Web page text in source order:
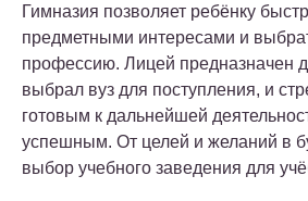
Гимназия позволяет ребёнку
предметными интересами и
профессию. Лицей предназначен
выбрал вуз для поступления, и
готовым к дальнейшей
успешным. От целей и желаний в
выбор учебного заведения для